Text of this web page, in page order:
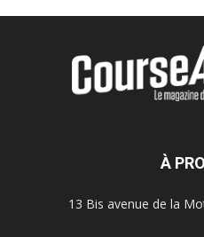
À
13 Bis avenue de la